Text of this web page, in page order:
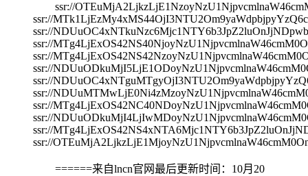
ssr://
ssr://
ssr://
ssr://
ssr://
ssr://
ssr://
ssr://
ssr://
ssr://
ssr://
ssr://
======来自lncn官网最后更新时间： 10月20